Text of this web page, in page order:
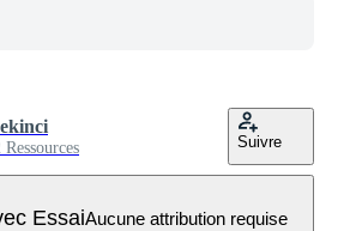
Suivre
EssaiAucune attribution requise